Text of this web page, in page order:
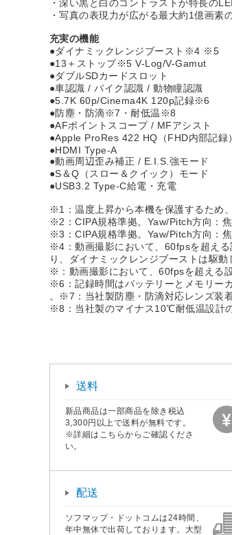
・深い黒と白のコントラストが特長の
・写真の表現力が広がる最大約1億画素
充実の機能
●ダイナミックレンジブースト※4 ※5
●13＋ストップ※5 V-Log/V-Gamut
●ダブルSDカードスロット
●車認識 / バイク認識 / 動物瞳認識
●5.7K 60p/Cinema4K 120p記録※6
●防塵・防滴※7・耐低温※8
●AFポイントスコープ / MFアシスト
●Apple ProRes 422 HQ（FHD内部記録）
●HDMI Type-A
●動画周辺歪み補正 / E.I.S.強モード
●S＆Q（スロー＆クイック）モード
●USB3.2 Type-C給電・充電
※1：温度上昇から本機を保護するため
※2：CIPA規格準拠。Yaw/Pitch方向：
※3：CIPA規格準拠。Yaw/Pitch方向：
※4：動画撮影において、60fpsを超え
り、ダイナミックレンジブーストは駆動
※：動画撮影において、60fpsを超える
※6：記録時間はバッテリーとメモリー
。※7：当社製防塵・防滴対応レンズ装
※8：当社製のマイナス10℃耐低温設計
送料
新品商品は一部商品を除き税込
3,300円以上で送料が無料です。
※詳細はこちらからご確認くださ
い。
配送
ソフマップ・ドットコムは24時間、
年中無休で出荷しております。大型